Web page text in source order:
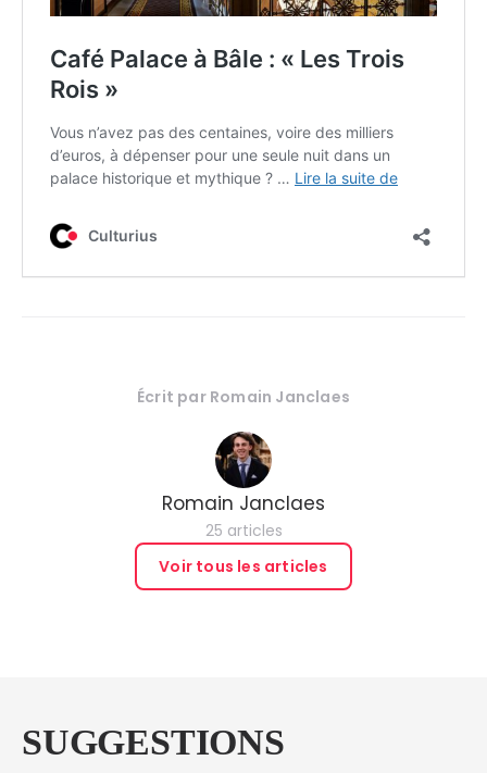
Écrit par Romain Janclaes
Romain Janclaes
25 articles
Voir tous les articles
SUGGESTIONS